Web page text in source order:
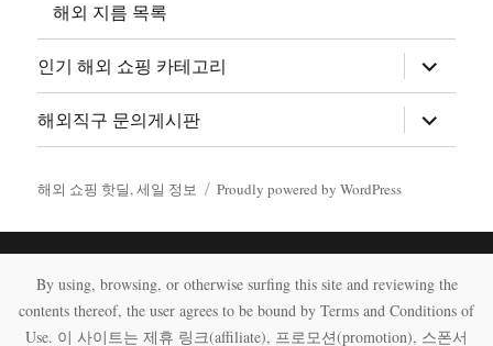
해외 지름 목록
인기 해외 쇼핑 카테고리
위
메
뉴
확
장
해외직구 문의게시판
위
메
해외 쇼핑 핫딜, 세일 정보 Proudly powered by WordPress